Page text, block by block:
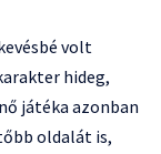
volt
hideg,
játéka azonban
oldalát is,